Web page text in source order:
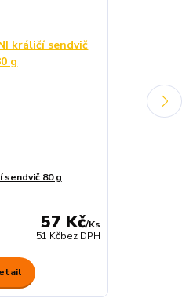
sendvič 80 g
57 Kč/Ks
51 Kčbez DPH